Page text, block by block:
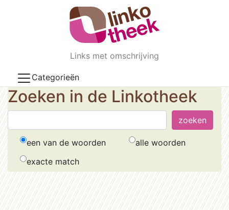
Skip to main content
Links met omschrijving
Categorieën
Zoeken in de Linkotheek
een van de woorden
alle woorden
exacte match